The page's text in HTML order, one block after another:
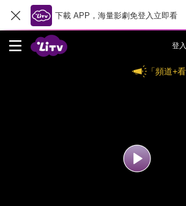
下載 APP，海量影劇免登入立即看
登
「頻道+